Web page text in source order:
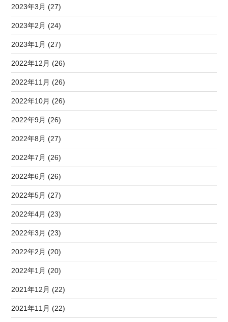
2023年3月 (27)
2023年2月 (24)
2023年1月 (27)
2022年12月 (26)
2022年11月 (26)
2022年10月 (26)
2022年9月 (26)
2022年8月 (27)
2022年7月 (26)
2022年6月 (26)
2022年5月 (27)
2022年4月 (23)
2022年3月 (23)
2022年2月 (20)
2022年1月 (20)
2021年12月 (22)
2021年11月 (22)